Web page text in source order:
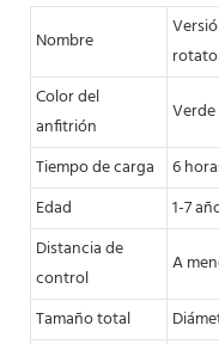
Nombre
Color del
anfitrión
Tiempo de carga
6
Edad
1-7
Distancia de
control
A
Tamaño total